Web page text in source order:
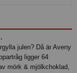
julen? Då är Aveny
ligger 64
mörk & mjölkchoklad,